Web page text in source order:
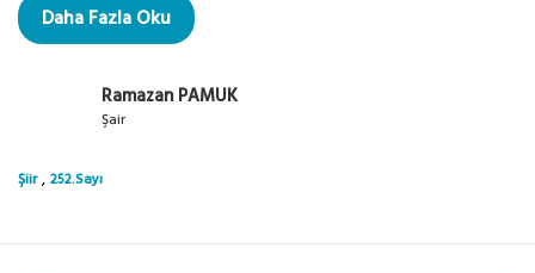
Daha Fazla Oku
Ramazan PAMUK
Şair
Şiir , 252.Sayı